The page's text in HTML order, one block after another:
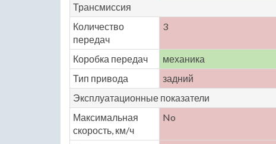
Трансмиссия
Количество
передач
3
Коробка передач механика
Тип привода
задний
Эксплуатационные показатели
Максимальная
скорость, км/ч
No